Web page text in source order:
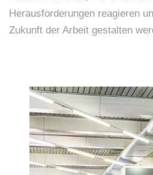
Herausforderungen reagieren
Zukunft der Arbeit gestalten